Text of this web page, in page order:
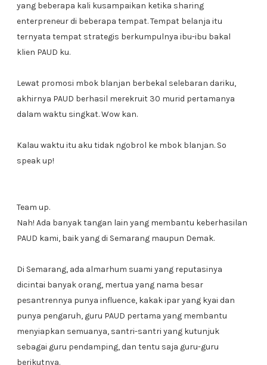
yang beberapa kali kusampaikan ketika sharing
enterpreneur di beberapa tempat. Tempat belanja itu
ternyata tempat strategis berkumpulnya ibu-ibu bakal
klien PAUD ku.
Lewat promosi mbok blanjan berbekal selebaran dariku,
akhirnya PAUD berhasil merekruit 30 murid pertamanya
dalam waktu singkat. Wow kan.
Kalau waktu itu aku tidak ngobrol ke mbok blanjan. So
speak up!
Team up.
Nah! Ada banyak tangan lain yang membantu keberhasilan
PAUD kami, baik yang di Semarang maupun Demak.
Di Semarang, ada almarhum suami yang reputasinya
dicintai banyak orang, mertua yang nama besar
pesantrennya punya influence, kakak ipar yang kyai dan
punya pengaruh, guru PAUD pertama yang membantu
menyiapkan semuanya, santri-santri yang kutunjuk
sebagai guru pendamping, dan tentu saja guru-guru
berikutnya.